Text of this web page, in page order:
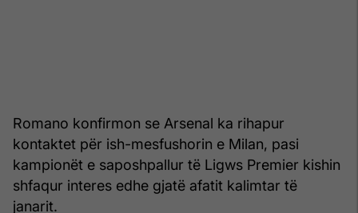
Romano konfirmon se Arsenal ka rihapur
kontaktet për ish-mesfushorin e Milan, pasi
kampionët e saposhpallur të Ligws Premier kishin
shfaqur interes edhe gjatë afatit kalimtar të
janarit.